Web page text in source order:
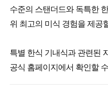
수준의 스탠더드와 독특한
위 최고의 미식 경험을 제공
특별 한식 기내식과 관련된
공식 홈페이지에서 확인할